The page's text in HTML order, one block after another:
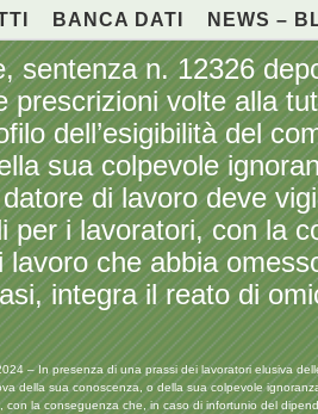
BANCA DATI NEWS –
sentenza n. 12326
prescrizioni volte alla
dell’esigibilità del
sua colpevole
di lavoro deve
i lavoratori, con la
che abbia
integra il reato di
– In presenza di una prassi dei lavoratori elusiva
della sua conoscenza, o della sua colpevole
con la conseguenza che, in caso di infortunio del